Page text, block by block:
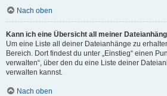
Nach oben
Kann ich eine Übersicht all meiner
Um eine Liste all deiner Dateianhänge zu
Bereich. Dort findest du unter „Einstieg“ einen
verwalten“, über den du eine Liste deiner
verwalten kannst.
Nach oben